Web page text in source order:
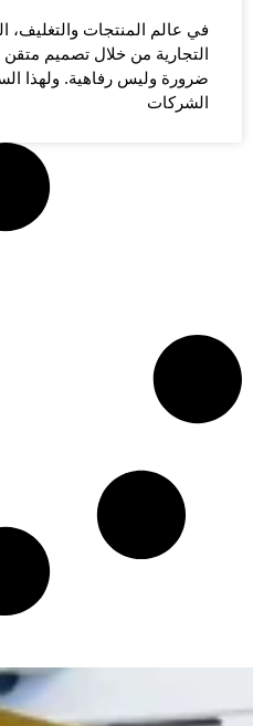
في عالم المنتجات والتغليف،
التجارية من خلال تصميم متقن
ضرورة وليس رفاهية. ولهذا
الشركات